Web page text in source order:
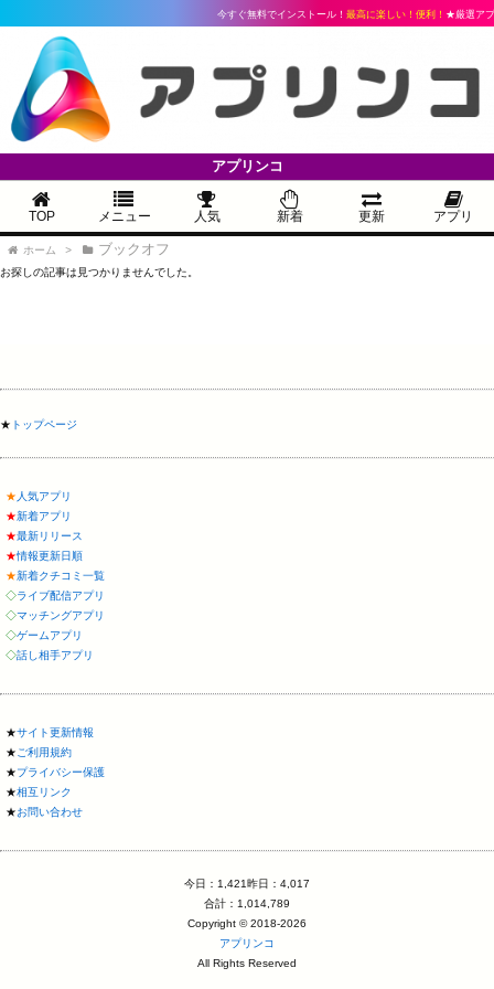
今すぐ無料でインストール！ 最高に楽しい！便利！ ★厳選アプ
アプリンコ
TOP メニュー 人気 新着 更新 アプリ
ホーム > ブックオフ
お探しの記事は見つかりませんでした。
★ トップページ
★ 人気アプリ
★新着アプリ
★最新リリース
★情報更新日順
★新着クチコミ一覧
◇ライブ配信アプリ
◇マッチングアプリ
◇ゲームアプリ
◇話し相手アプリ
★サイト更新情報
★ ご利用規約
★プライバシー保護
★相互リンク
★お問い合わせ
今日：1,421昨日：4,017
合計：1,014,789
Copyright © 2018-2026
アプリンコ
All Rights Reserved